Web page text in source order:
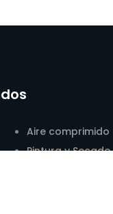
Aire comprimido
Pintura y Secado